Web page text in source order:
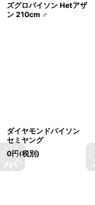
ズグロパイソン Hetアザ
ン 210cm ♂
ダイヤモンドパイソン
セミヤング
0円(税別)